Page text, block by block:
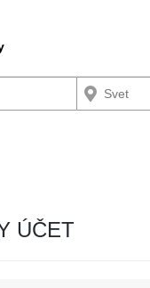
ÚČET